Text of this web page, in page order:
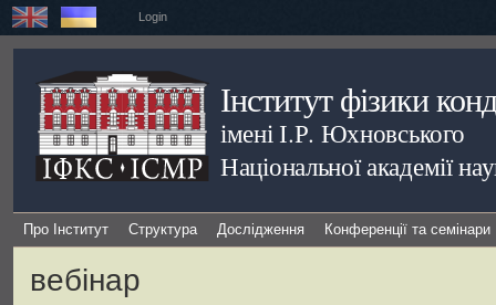
Login
Інститут фізики
імені І.Р. Юхновського
Національної академії
Про Інститут Структура Дослідження Конференції та семінари
вебінар